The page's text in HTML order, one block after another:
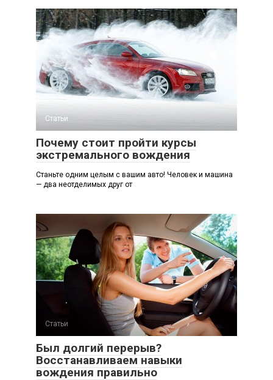
Статьи
Почему стоит пройти курсы
экстремального вождения
Станьте одним целым с вашим авто! Человек и машина
— два неотделимых друг от
Статьи
Был долгий перерыв?
Восстанавливаем навыки
вождения правильно